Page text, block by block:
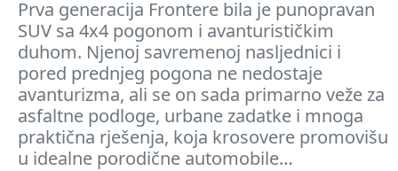
Prva generacija Frontere bila je punopravan
SUV sa 4x4 pogonom i avanturističkim
duhom. Njenoj savremenoj nasljednici i
pored prednjeg pogona ne nedostaje
avanturizma, ali se on sada primarno veže za
asfaltne podloge, urbane zadatke i mnoga
praktična rješenja, koja krosovere promovišu
u idealne porodične automobile…